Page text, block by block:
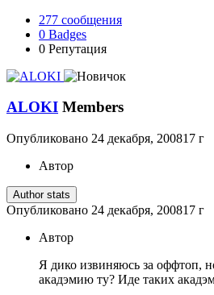
277 сообщения
0 Badges
0 Репутация
ALOKI Members
Опубликовано 24 декабря, 200817 г
Автор
Author stats
Опубликовано 24 декабря, 200817 г
Автор
Я дико извиняюсь за оффтоп,
акадэмию ту? Иде таких